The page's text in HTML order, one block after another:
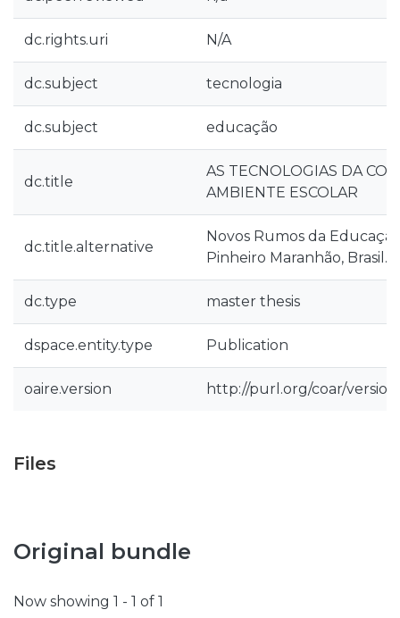
dc.rights.uri N/A
dc.subject tecnologia
dc.subject educação
dc.title
AS TECNOLOGIAS DA
AMBIENTE ESCOLAR
dc.title.alternative
Novos Rumos da
Pinheiro Maranhão, Brasil.
dc.type master thesis
dspace.entity.type Publication
oaire.version http://purl.org/coar/
Files
Original bundle
Now showing 1 - 1 of 1